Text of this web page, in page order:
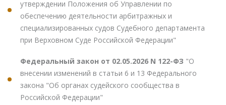
утверждении Положения об Управлении по
обеспечению деятельности арбитражных и
специализированных судов Судебного департамента
при Верховном Суде Российской Федерации"
Федеральный закон от 02.05.2026 N 122-ФЗ "О
внесении изменений в статьи 6 и 13 Федерального
закона "Об органах судейского сообщества в
Российской Федерации"